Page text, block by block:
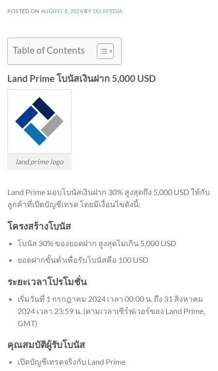
POSTED ON AUGUST 8, 2024 BY DOJIPEDIA
Table of Contents
Land Prime โบนัสเงินฝาก 5,000 USD
land prime logo
Land Prime มอบโบนัสเงินฝาก 30% สูงสุดถึง 5,000 USD ให้กับ
ลูกค้าที่เปิดบัญชีเทรด โดยมีเงื่อนไขดังนี้:
โครงสร้างโบนัส
โบนัส 30% ของยอดฝาก สูงสุดไม่เกิน 5,000 USD
ยอดฝากขั้นต่ำเพื่อรับโบนัสคือ 100 USD
ระยะเวลาโปรโมชั่น
เริ่มวันที่ 1 กรกฎาคม 2024 เวลา 00:00 น. ถึง 31 สิงหาคม
2024 เวลา 23:59 น. (ตามเวลาเซิร์ฟเวอร์ของ Land Prime,
GMT)
คุณสมบัติผู้รับโบนัส
เปิดบัญชีเทรดจริงกับ Land Prime